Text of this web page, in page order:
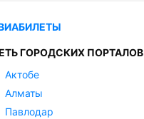
ГОРОДСКИХ ПОРТАЛОВ
Актобе
Алматы
Павлодар